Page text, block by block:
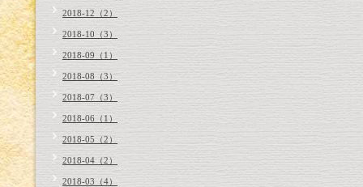
2018-12（2）
2018-10（3）
2018-09（1）
2018-08（3）
2018-07（3）
2018-06（1）
2018-05（2）
2018-04（2）
2018-03（4）